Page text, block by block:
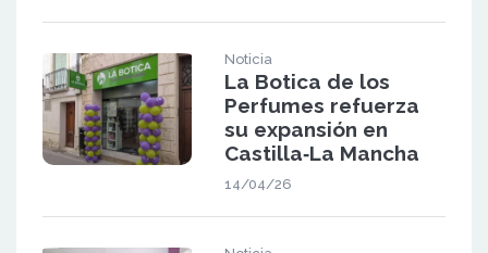
Noticia
La Botica de los
Perfumes refuerza
su expansión en
Castilla‑La Mancha
14/04/26